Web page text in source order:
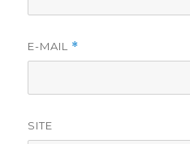
E-MAIL *
SITE